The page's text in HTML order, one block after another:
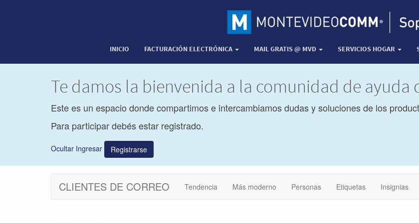
INICIO FACTURACIÓN ELECTRÓNICA MAIL GRATIS @ MVD SERVICIOS HOGAR
Te damos la bienvenida a la comunidad de ayuda
Este es un espacio donde compartimos e intercambiamos dudas y soluciones de los
Para participar debés estar registrado.
Ocultar Ingresar Registrarse
CLIENTES DE CORREO Tendencia Más moderno Personas Etiquetas Insignias